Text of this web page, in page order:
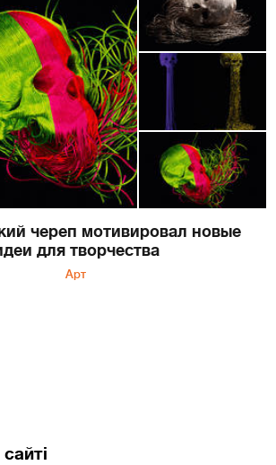
череп мотивировал новые
для творчества
Арт